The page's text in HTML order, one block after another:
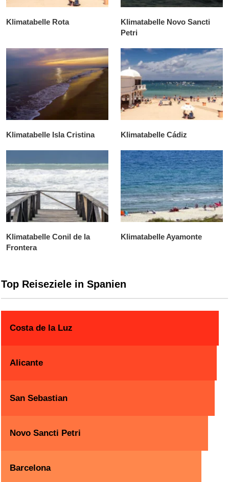
Klimatabelle Rota
Klimatabelle Novo Sancti
Petri
Klimatabelle Isla Cristina Klimatabelle Cádiz
Klimatabelle Conil de la
Frontera
Klimatabelle Ayamonte
Top Reiseziele in Spanien
Costa de la Luz
Alicante
San Sebastian
Novo Sancti Petri
Barcelona